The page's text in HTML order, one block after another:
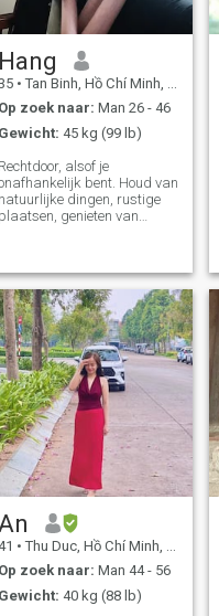
Hang
• Tan Binh, Hồ Chí Minh, Vietnam
Op zoek naar: Man 26 - 46
Gewicht: 45 kg (99 lb)
Rechtdoor, alsof je
bent. Houd van
natuurlijke dingen, rustige
plaatsen, genieten van
persoon. \NI'M
OP ZOEK NAAR ONS OF
\Ni weet dat het niet
is, maar ik hoop
ik degene kan vinden die
levende
heeft om
te delen, van de
te
naar
zonsopgang, eenvoudige
samen doen.\Ni
dat wat uit het hart
naar het hart gaat.
An
• Thu Duc, Hồ Chí Minh, Vietnam
Op zoek naar: Man 44 - 56
Gewicht: 40 kg (88 lb)